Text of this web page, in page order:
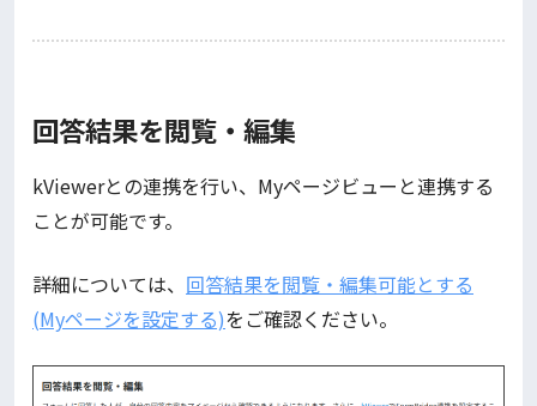
回答結果を閲覧・編集
kViewerとの連携を行い、Myページビューと連携する
ことが可能です。
詳細については、 回答結果を閲覧・編集可能とする
(Myページを設定する)をご確認ください。